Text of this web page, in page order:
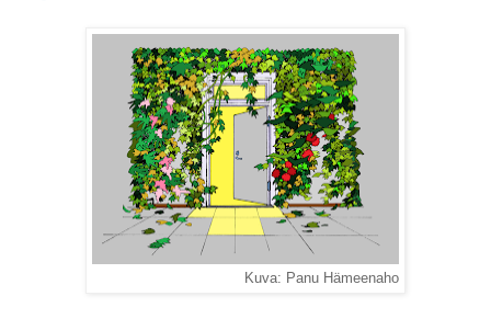
Kuva: Panu Hämeenaho